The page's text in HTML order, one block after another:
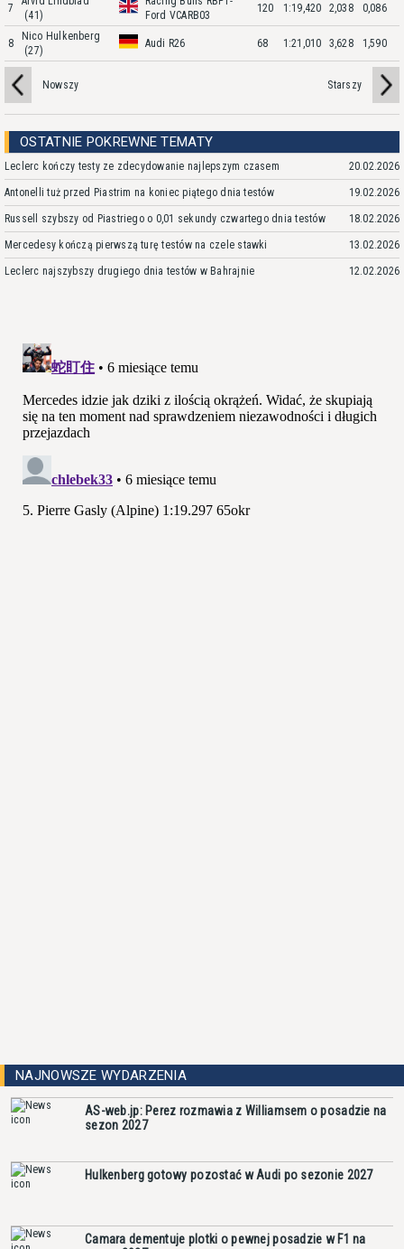
7
(41)
Ford VCARB03
120 1:19,420 2,038 0,086
8
Nico Hulkenberg
(27)
Audi R26 68 1:21,010 3,628 1,590
Nowszy Starszy
OSTATNIE POKREWNE TEMATY
Leclerc kończy testy ze zdecydowanie najlepszym czasem 20.02.2026
Antonelli tuż przed Piastrim na koniec piątego dnia testów 19.02.2026
Russell szybszy od Piastriego o 0,01 sekundy czwartego dnia testów 18.02.2026
Mercedesy kończą pierwszą turę testów na czele stawki 13.02.2026
Leclerc najszybszy drugiego dnia testów w Bahrajnie 12.02.2026
NAJNOWSZE WYDARZENIA
AS-web.jp: Perez rozmawia z Williamsem o posadzie na
sezon 2027
Hulkenberg gotowy pozostać w Audi po sezonie 2027
Camara dementuje plotki o pewnej posadzie w F1 na